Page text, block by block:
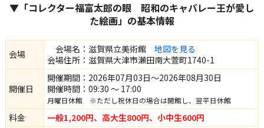
▼「コレクター福富太郎の眼 昭和のキャバレー王が愛し
た絵画」の基本情報
会場 会場名：滋賀県立美術館 地図を見る
会場住所：滋賀県大津市瀬田南大萱町1740-1
開催日
開催期間：2026年07月03日～2026年08月30日
開催時間：09:30 ～ 17:00
月曜日休館 ※ただし祝休日の場合は開館し、翌平日休館
料金 一般1,200円、高大生800円、小中生600円